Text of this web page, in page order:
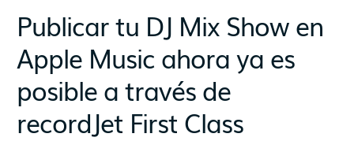
Publicar tu DJ Mix Show en
Apple Music ahora ya es
posible a través de
recordJet First Class